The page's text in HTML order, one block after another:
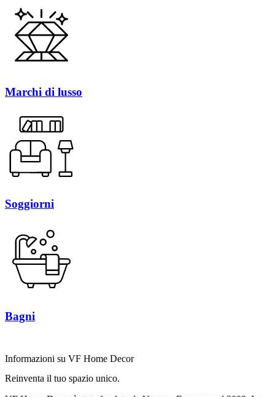
Marchi di lusso
Soggiorni
Bagni
Informazioni su VF Home Decor
Reinventa il tuo spazio unico.